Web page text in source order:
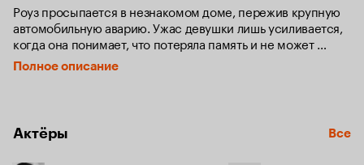
Роуз просыпается в незнакомом доме, пережив крупную
автомобильную аварию. Ужас девушки лишь усиливается,
когда она понимает, что потеряла память и не может
ходить. Роуз изо всех сил старается вспомнить свою
жизнь до несчастного случая, и её мать и жених хотят ей в
Полное описание
Актёры Все